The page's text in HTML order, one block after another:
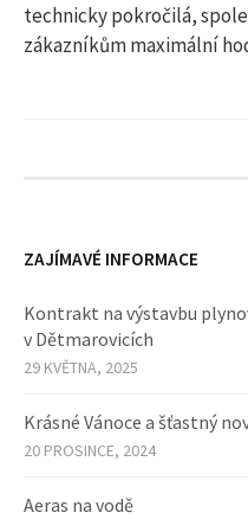
technicky pokročilá,
zákazníkům maximální
ZAJÍMAVÉ INFORMACE
Kontrakt na výstavbu
v Dětmarovicích
29 KVĚTNA, 2025
Krásné Vánoce a šťastný
20 PROSINCE, 2024
Aeras na vodě